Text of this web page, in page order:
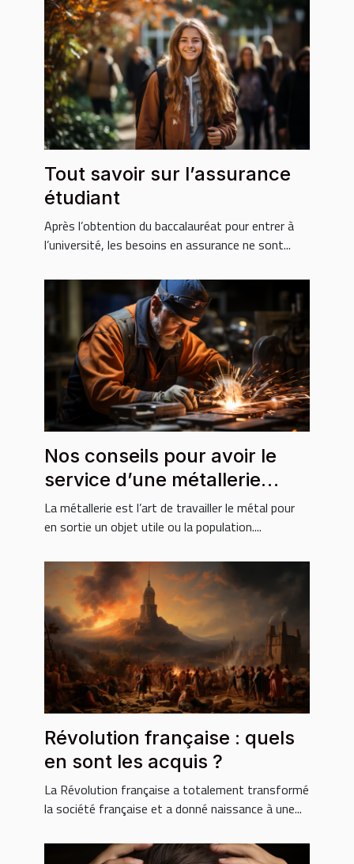
Tout savoir sur l’assurance
étudiant
Après l’obtention du baccalauréat pour entrer à
l’université, les besoins en assurance ne sont...
Nos conseils pour avoir le
service d’une métallerie
fiable
La métallerie est l’art de travailler le métal pour
en sortie un objet utile ou la population....
Révolution française : quels
en sont les acquis ?
La Révolution française a totalement transformé
la société française et a donné naissance à une...